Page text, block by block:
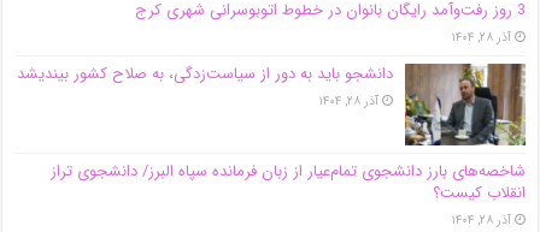
3 روز رفت‌وآمد رایگان بانوان در خطوط اتوبوسرانی شهری کرج
آذر ۲۸, ۱۴۰۴
دانشجو باید به دور از سیاست‌زدگی، به صلاح کشور بیندیشد
آذر ۲۸, ۱۴۰۴
شاخصه‌های بارز دانشجوی تمام‌عیار از زبان فرمانده سپاه البرز/ دانشجوی تراز
انقلاب کیست؟
آذر ۲۸, ۱۴۰۴